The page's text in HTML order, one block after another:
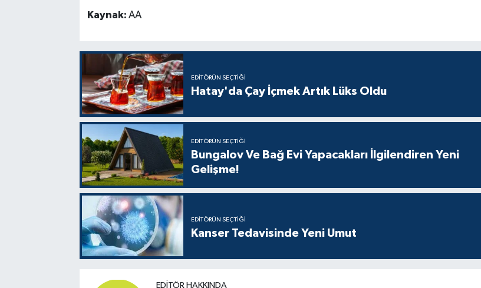
Kaynak: AA
EDITÖRÜN SEÇTIĞI
Hatay'da Çay İçmek Artık Lüks Oldu
EDITÖRÜN SEÇTIĞI
Bungalov Ve Bağ Evi Yapacakları İlgilendiren Yeni
Gelişme!
EDITÖRÜN SEÇTIĞI
Kanser Tedavisinde Yeni Umut
EDITÖR HAKKINDA